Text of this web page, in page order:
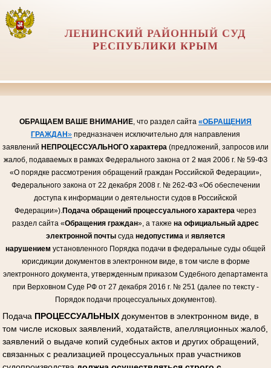
ЛЕНИНСКИЙ РАЙОННЫЙ СУД
РЕСПУБЛИКИ КРЫМ
ОБРАЩАЕМ ВАШЕ ВНИМАНИЕ , что раздел сайта «ОБРАЩЕНИЯ
ГРАЖДАН» предназначен исключительно для направления
заявлений НЕПРОЦЕССУАЛЬНОГО характера (предложений, запросов или
жалоб, подаваемых в рамках Федерального закона от 2 мая 2006 г. № 59-ФЗ
«О порядке рассмотрения обращений граждан Российской Федерации»,
Федерального закона от 22 декабря 2008 г. № 262-ФЗ «Об обеспечении
доступа к информации о деятельности судов в Российской
Федерации»). Подача обращений процессуального характера через
раздел сайта «Обращения граждан», а также на официальный адрес
электронной почты суда недопустима и является
нарушением установленного Порядка подачи в федеральные суды общей
юрисдикции документов в электронном виде, в том числе в форме
электронного документа, утвержденным приказом Судебного департамента
при Верховном Суде РФ от 27 декабря 2016 г. № 251 (далее по тексту -
Порядок подачи процессуальных документов).
Подача ПРОЦЕССУАЛЬНЫХ документов в электронном виде, в
том числе исковых заявлений, ходатайств, апелляционных жалоб,
заявлений о выдаче копий судебных актов и других обращений,
связанных с реализацией процессуальных прав участников